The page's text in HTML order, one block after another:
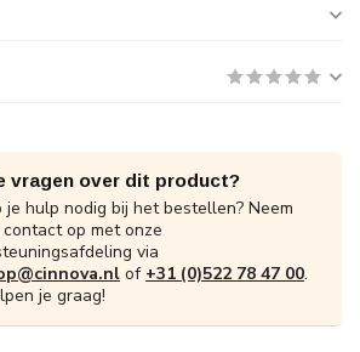
vragen over dit product?
je hulp nodig bij het bestellen? Neem
op met onze
via
of +31 (0)522 78 47 00.
je graag!